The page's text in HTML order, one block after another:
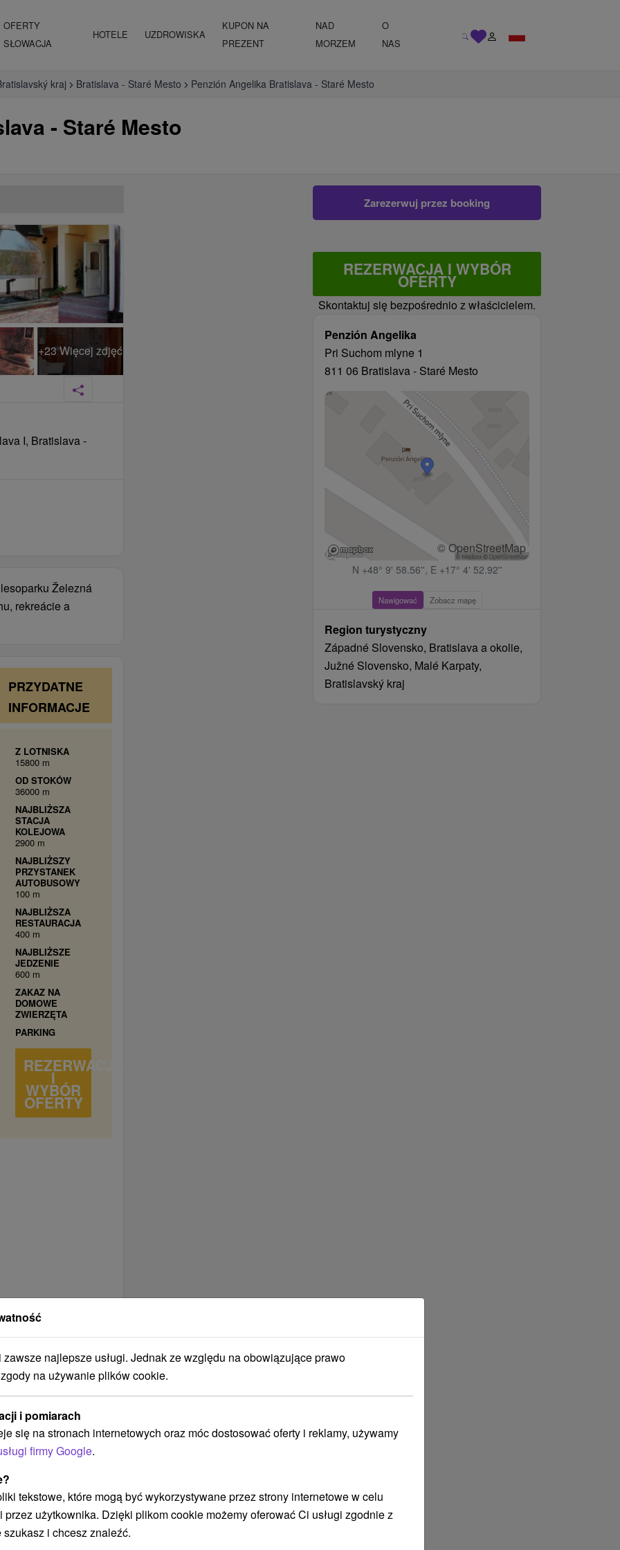
OFERTY
SŁOWACJA
HOTELE UZDROWISKA
KUPON NA
PREZENT
NAD
MORZEM
O
NAS
kraj Bratislava - Staré Mesto Penzión Angelika Bratislava - Staré Mesto
- Staré Mesto
Zarezerwuj przez booking
REZERWACJA I WYBÓR
OFERTY
Skontaktuj się bezpośrednio z właścicielem.
Penzión Angelika
Pri Suchom mlyne 1
811 06 Bratislava - Staré Mesto
© OpenStreetMap
N +48° 9' 58.56'', E +17° 4' 52.92''
Nawigować Zobacz mapę
Region turystyczny
Západné Slovensko, Bratislava a okolie,
Južné Slovensko, Malé Karpaty,
Bratislavský kraj
+23 Więcej zdjęć
I, Bratislava -
Železná
rekreácie a
PRZYDATNE
INFORMACJE
Z LOTNISKA
15800 m
OD STOKÓW
36000 m
NAJBLIŻSZA
STACJA
KOLEJOWA
2900 m
NAJBLIŻSZY
PRZYSTANEK
AUTOBUSOWY
100 m
NAJBLIŻSZA
RESTAURACJA
400 m
NAJBLIŻSZE
JEDZENIE
600 m
ZAKAZ NA
DOMOWE
ZWIERZĘTA
PARKING
REZERWACJA
I
WYBÓR
OFERTY
-
LOKALIZACJA
Na okraji obce /
mesta
ZAHRNA
Drevo do krbu
Parkovanie
najlepsze usługi. Jednak ze względu na obowiązujące prawo
na używanie plików cookie.
i pomiarach
się na stronach internetowych oraz móc dostosować oferty i reklamy, używamy
firmy Google.
tekstowe, które mogą być wykorzystywane przez strony internetowe w celu
przez użytkownika. Dzięki plikom cookie możemy oferować Ci usługi zgodnie z
i chcesz znaleźć.